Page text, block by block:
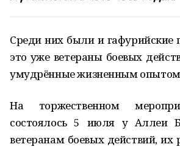
Среди них были и гафурийские
это уже ветераны боевых
умудрённые жизненным
На торжественном
состоялось 5 июля у Аллеи
ветеранам боевых действий,